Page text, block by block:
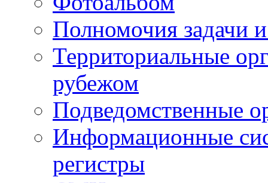
Полномочия задачи
Территориальные
рубежом
Подведомственные
Информационные
регистры